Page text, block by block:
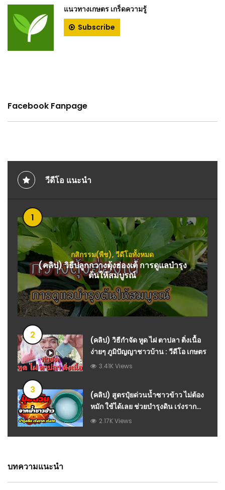
แนวทางเกษตร เกร็ดความรู้
Subscribe
Facebook Fanpage
วีดีโอ แนะนำ
1
กสิกรรม(พืช),วีดีโอทั้งหมด
(คลิป) วิธีปลูกกวางตุ้งฮ่องเต้ การดูแลบำรุง
ต้นให้สมบูรณ์
2
(คลิป) วิธีกำจัด หูด ไฝ ตาปลา ติ่งเนื้อ
ง่ายๆ ภูมิปัญญาชาวบ้าน : วีดีโอ เกษตร
3.41K Views
3
(คลิป) สูตรปุ๋ยด่วนน้ำซาวข้าว ไม่ต้อง
หมัก ใช้ได้เลย ช่วยบำรุงดิน เร่งราก
เร่งโต ช่วยให้พืชผักงามทั้งสวน : วีดีโอ
2.17K Views
บทความแนะนำ